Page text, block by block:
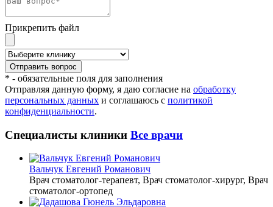
Прикрепить файл
* - обязательные поля для заполнения
Отправляя данную форму, я даю согласие на обработку
персональных данных и соглашаюсь с политикой
конфиденциальности.
Специалисты клиники Все врачи
Вальчук Евгений Романович
Врач стоматолог-терапевт, Врач стоматолог-хирург, Врач
стоматолог-ортопед